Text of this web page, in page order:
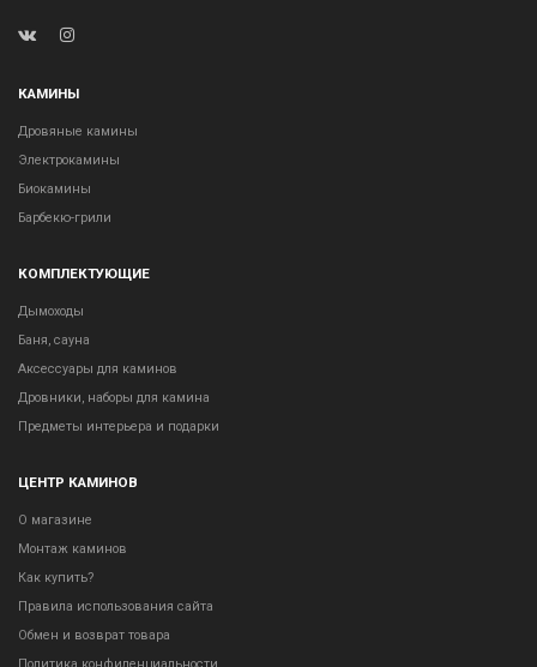
КАМИНЫ
Дровяные камины
Электрокамины
Биокамины
Барбекю-грили
КОМПЛЕКТУЮЩИЕ
Дымоходы
Баня, сауна
Аксессуары для каминов
Дровники, наборы для камина
Предметы интерьера и подарки
ЦЕНТР КАМИНОВ
О магазине
Монтаж каминов
Как купить?
Правила использования сайта
Обмен и возврат товара
Политика конфиденциальности